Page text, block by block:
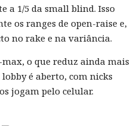
a 1/5 da small blind. Isso
os ranges de open-raise e,
no rake e na variância.
o que reduz ainda mais
é aberto, com nicks
jogam pelo celular.